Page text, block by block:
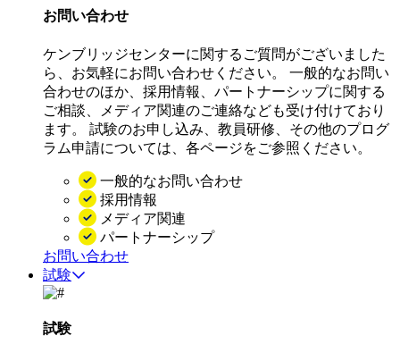
お問い合わせ
ケンブリッジセンターに関するご質問がございました
ら、お気軽にお問い合わせください。 一般的なお問い
合わせのほか、採用情報、パートナーシップに関する
ご相談、メディア関連のご連絡なども受け付けており
ます。 試験のお申し込み、教員研修、その他のプログ
ラム申請については、各ページをご参照ください。
一般的なお問い合わせ
採用情報
メディア関連
パートナーシップ
お問い合わせ
試験
試験